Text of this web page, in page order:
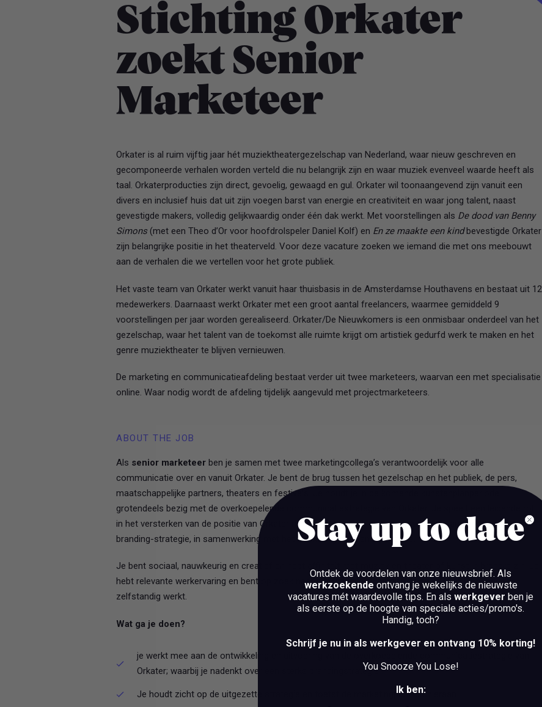
Stichting Orkater
zoekt Senior
Marketeer
Orkater is al ruim vijftig jaar hét muziektheatergezelschap van Nederland, waar nieuw geschreven en
gecomponeerde verhalen worden verteld die nu belangrijk zijn en waar muziek evenveel waarde heeft als
taal. Orkaterproducties zijn direct, gevoelig, gewaagd en gul. Orkater wil toonaangevend zijn vanuit een
divers en inclusief huis dat uit zijn voegen barst van energie en creativiteit en waar jong talent, naast
gevestigde makers, volledig gelijkwaardig onder één dak werkt. Met voorstellingen als De dood van Benny
Simons(met een Theo d’Or voor hoofdrolspeler Daniel Kolf) en En ze maakte een kindbevestigde Orkater
zijn belangrijke positie in het theaterveld. Voor deze vacature zoeken we iemand die met ons meebouwt
aan de verhalen die we vertellen voor het grote publiek.
Het vaste team van Orkater werkt vanuit haar thuisbasis in de Amsterdamse Houthavens en bestaat uit 12
medewerkers. Daarnaast werkt Orkater met een groot aantal freelancers, waarmee gemiddeld 9
voorstellingen per jaar worden gerealiseerd. Orkater/De Nieuwkomers is een onmisbaar onderdeel van het
gezelschap, waar het talent van de toekomst alle ruimte krijgt om artistiek gedurfd werk te maken en het
genre muziektheater te blijven vernieuwen.
De marketing en communicatieafdeling bestaat verder uit twee marketeers, waarvan een met specialisatie
online. Waar nodig wordt de afdeling tijdelijk aangevuld met projectmarketeers.
ABOUT THE JOB
Als senior marketeer ben je samen met twee marketingcollega’s verantwoordelijk voor alle
communicatie over en vanuit Orkater. Je bent de brug tussen het gezelschap en het publiek, de pers,
maatschappelijke partners, theaters en festivals. Je houdt je in de komende kunstenplanperiode
grotendeels bezig met de overkoepelende communicatiestrategie van Orkater. Je speelt een leidende rol
in het versterken van de positie van Orkater richting het publiek en het ontwikkelen van een sterke
branding-strategie, in samenwerking met het marketingteam en de directie.
Je bent sociaal, nauwkeurig en creatief en hebt affiniteit met muziek en theater of kunst in bredere zin. Je
hebt relevante werkervaring en bent op zoek naar een werkplek waarbij je in nauw teamverband
zelfstandig werkt.
Wat ga je doen?
je werkt mee aan de ontwikkeling en uitvoering van de overkoepelende communicatiestrategie van
Orkater; waarbij je nadenkt over een sterke brandingstrategie
Je houdt zicht op de uitgezette strategie en toetst de marketingplannen hieraan
Stay up to date
Ontdek de voordelen van onze nieuwsbrief. Als
werkzoekende ontvang je wekelijks de nieuwste
vacatures mét waardevolle tips. En als werkgever ben je
als eerste op de hoogte van speciale acties/promo's.
Handig, toch?
Schrijf je nu in als werkgever en ontvang 10% korting!
You Snooze You Lose!
Ik ben: